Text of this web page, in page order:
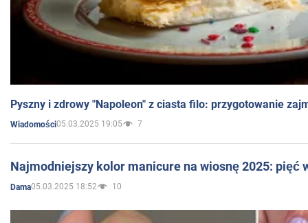
Pyszny i zdrowy "Napoleon" z ciasta filo: przygotowanie
Wiadomości05.03.2025 19:05 7
Najmodniejszy kolor manicure na wiosnę 2025: pięć
Dama05.03.2025 18:52 10